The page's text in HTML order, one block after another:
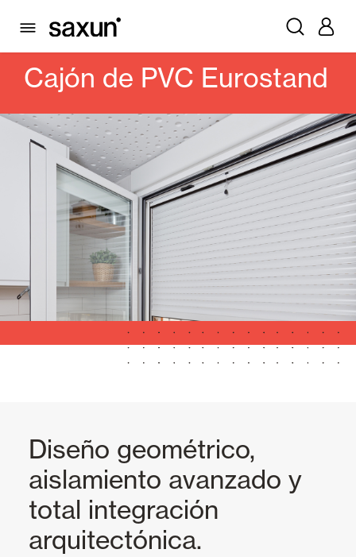
PRODUCTOS
PERSIANAS ENROLLABLES Y CAJONES
Cajón de PVC Eurostand
Diseño geométrico,
aislamiento avanzado y
total integración
arquitectónica.